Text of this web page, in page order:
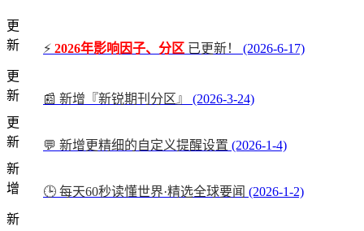
更
新
⚡ 2026年影响因子、分区 已更新！
(2026-6-17)
更
新
📰 新增『新锐期刊分区』
(2026-3-24)
更
新
💬 新增更精细的自定义提醒设置 (2026-1-4)
新
增
🕒 每天60秒读懂世界·精选全球要闻 (2026-1-2)
新